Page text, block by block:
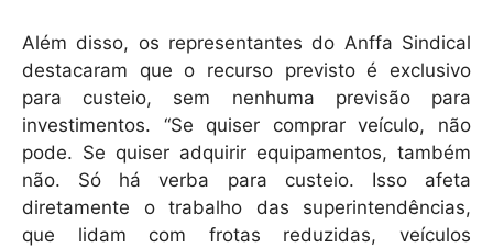
Além disso, os representantes do Anffa Sindical
destacaram que o recurso previsto é exclusivo
para custeio, sem nenhuma previsão para
investimentos. “Se quiser comprar veículo, não
pode. Se quiser adquirir equipamentos, também
não. Só há verba para custeio. Isso afeta
diretamente o trabalho das superintendências,
que lidam com frotas reduzidas, veículos